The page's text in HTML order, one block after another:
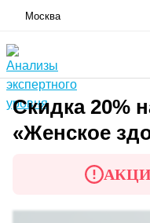
Москва
Скидка 20%
«Женское